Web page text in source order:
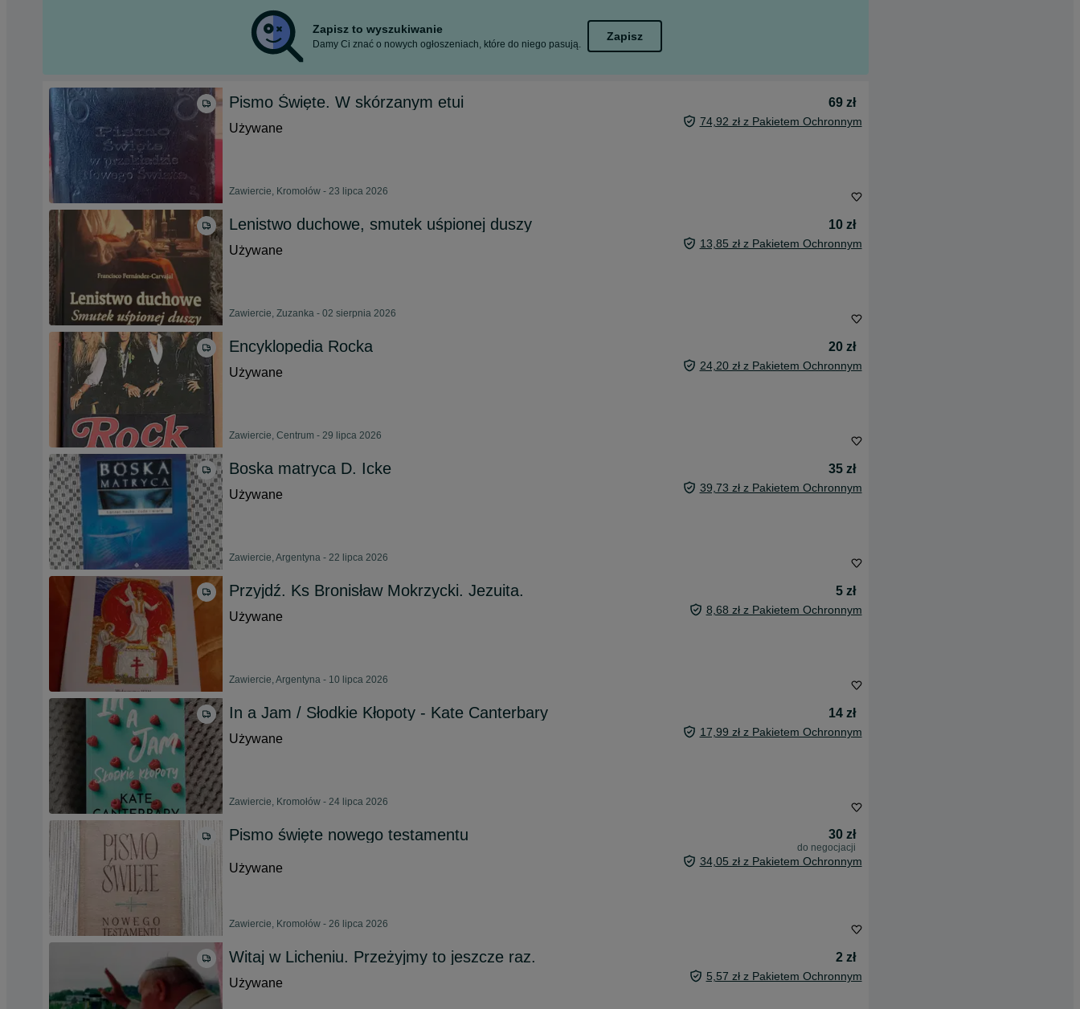
Zapisz to wyszukiwanie
Damy Ci znać o nowych ogłoszeniach, które do niego pasują.
Zapisz
Pismo Święte. W skórzanym etui
69 zł
Używane
74,92 zł z Pakietem Ochronnym
Zawiercie, Kromołów - 23 lipca 2026
Lenistwo duchowe, smutek uśpionej duszy
10 zł
Używane
13,85 zł z Pakietem Ochronnym
Zawiercie, Zuzanka - 02 sierpnia 2026
Encyklopedia Rocka
20 zł
Używane
24,20 zł z Pakietem Ochronnym
Zawiercie, Centrum - 29 lipca 2026
Boska matryca D. Icke
35 zł
Używane
39,73 zł z Pakietem Ochronnym
Zawiercie, Argentyna - 22 lipca 2026
Przyjdź. Ks Bronisław Mokrzycki. Jezuita.
5 zł
Używane
8,68 zł z Pakietem Ochronnym
Zawiercie, Argentyna - 10 lipca 2026
In a Jam / Słodkie Kłopoty - Kate Canterbary
14 zł
Używane
17,99 zł z Pakietem Ochronnym
Zawiercie, Kromołów - 24 lipca 2026
Pismo święte nowego testamentu 30 zł
do negocjacji
Używane 34,05 zł z Pakietem Ochronnym
Zawiercie, Kromołów - 26 lipca 2026
Witaj w Licheniu. Przeżyjmy to jeszcze raz.
2 zł
Używane
5,57 zł z Pakietem Ochronnym